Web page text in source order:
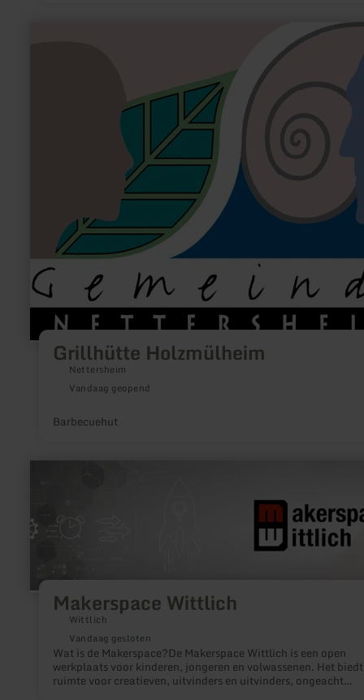
Grillhütte Holzmülheim
Nettersheim
Vandaag geopend
Barbecuehut
Makerspace Wittlich
Wittlich
Vandaag gesloten
Wat is de Makerspace?De Makerspace Wittlich is een open
werkplaats voor kinderen, jongeren en volwassenen. Het
ruimte voor creatieven, uitvinders en uitvinders, ongeacht
Wittlich